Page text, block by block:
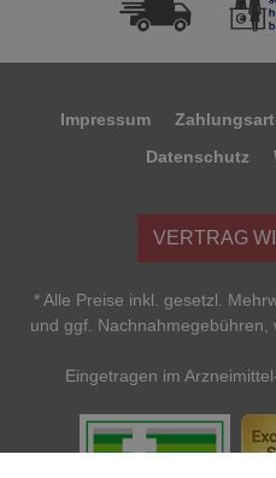
Impressum
Datenschutz
VERTRAG
* Alle Preise inkl. gesetzl.
und ggf. Nachnahmegebühren,
Eingetragen im